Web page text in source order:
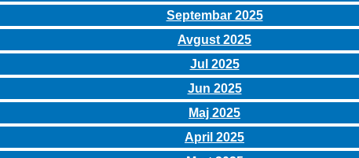
Septembar 2025
Avgust 2025
Jul 2025
Jun 2025
Maj 2025
April 2025